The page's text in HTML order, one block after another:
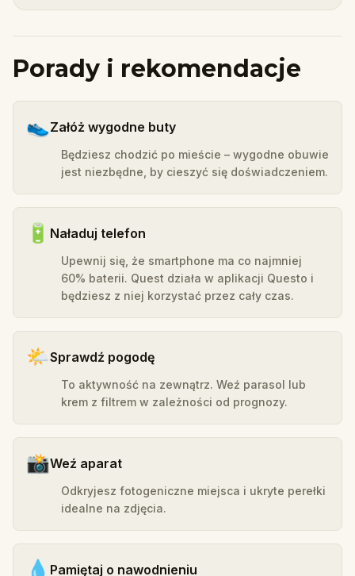
Porady i rekomendacje
👟Załóż wygodne buty
Będziesz chodzić po mieście – wygodne obuwie
jest niezbędne, by cieszyć się doświadczeniem.
🔋 Naładuj telefon
Upewnij się, że smartphone ma co najmniej
60% baterii. Quest działa w aplikacji Questo i
będziesz z niej korzystać przez cały czas.
🌤️Sprawdź pogodę
To aktywność na zewnątrz. Weź parasol lub
krem z filtrem w zależności od prognozy.
📸Weź aparat
Odkryjesz fotogeniczne miejsca i ukryte perełki
idealne na zdjęcia.
💧 Pamiętaj o nawodnieniu